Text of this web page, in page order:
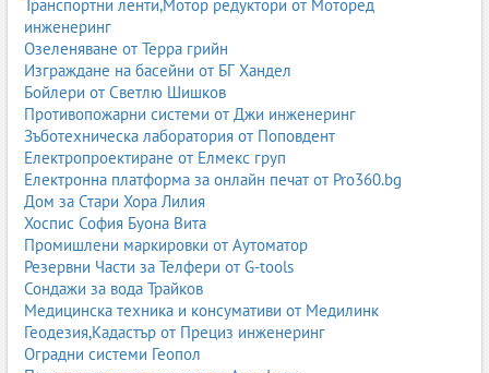
Транспортни ленти,Мотор редуктори от Моторед
инженеринг
Озеленяване от Терра грийн
Изграждане на басейни от БГ Хандел
Бойлери от Светлю Шишков
Противопожарни системи от Джи инженеринг
Зъботехническа лаборатория от Поповдент
Електропроектиране от Елмекс груп
Електронна платформа за онлайн печат от Pro360.bg
Дом за Стари Хора Лилия
Хоспис София Буона Вита
Промишлени маркировки от Аутоматор
Резервни Части за Телфери от G-tools
Сондажи за вода Трайков
Медицинска техника и консумативи от Медилинк
Геодезия,Кадастър от Прециз инженеринг
Оградни системи Геопол